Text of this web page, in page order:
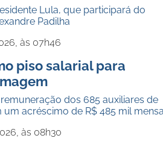
Lula, que participará do
Padilha
às 07h46
piso salarial para
dos 685 auxiliares de
acréscimo de R$ 485 mil
às 08h30